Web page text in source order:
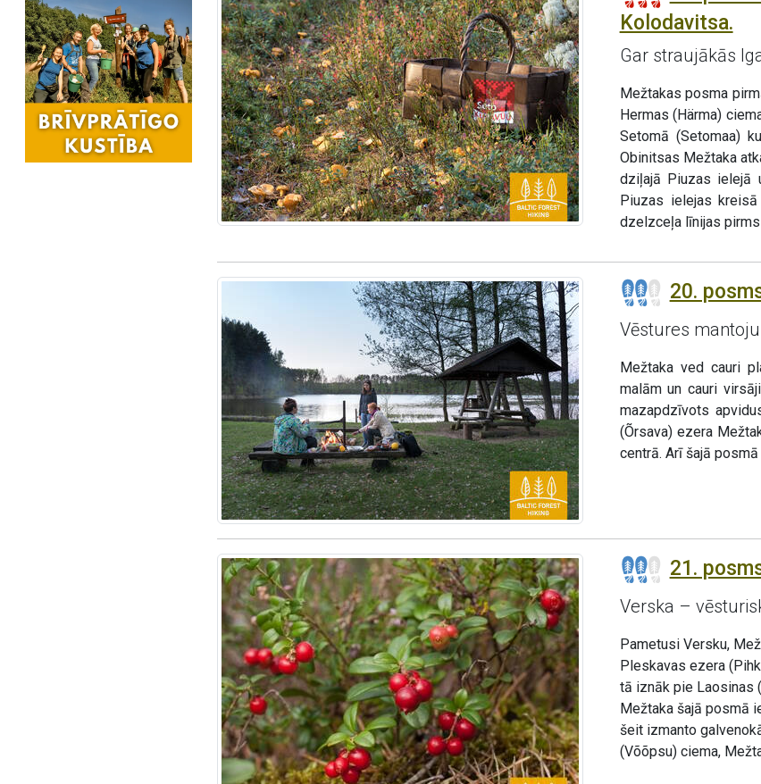
Kolodavitsa.
Gar straujākās
Mežtakas posma
Hermas (Härma)
Setomā (Setomaa)
Obinitsas Mežtaka
dziļajā Piuzas ielejā
Piuzas ielejas
dzelzceļa līnijas
20.
Vēstures
Mežtaka ved cauri
malām un cauri
mazapdzīvots
(Õrsava) ezera
centrā. Arī šajā
21.
Verska –
Pametusi Versku,
Pleskavas ezera
tā iznāk pie Laosinas
Mežtaka šajā posmā
šeit izmanto
(Võõpsu) ciema,